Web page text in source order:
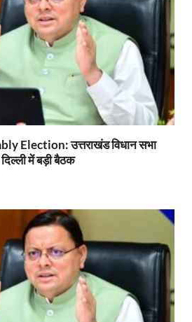
Modi Somnath Mandir: सोमनाथ में पीएम मोदी ने
Pradesh News: ‘आभार प्रधानमंत्री जी, डबल
AI App: सीएम योगी के मिशन को साकार कर रहा
Vaishnaw: औपनिवेशिक मानसिकता से रेलवे को
Ups: प्रधानमंत्री ने भारतीय एआई स्टार्टअप्स के
Portal: पंखुड़ी पोर्टल का शुभारंभ,जानें क्या
Panchayat Adhar: ग्राम पंचायतों में भी बनेगा
Young Leaders Dialogue: विकसित
for Review of FRK Policy: ऍफ़आरके नीति
Election: उत्तराखंड विधान सभा
में बड़ी बैठक